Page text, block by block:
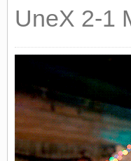
UneX 2-1